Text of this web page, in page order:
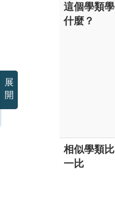
這個學類學
什麼？
相似學類比
一比
展
開